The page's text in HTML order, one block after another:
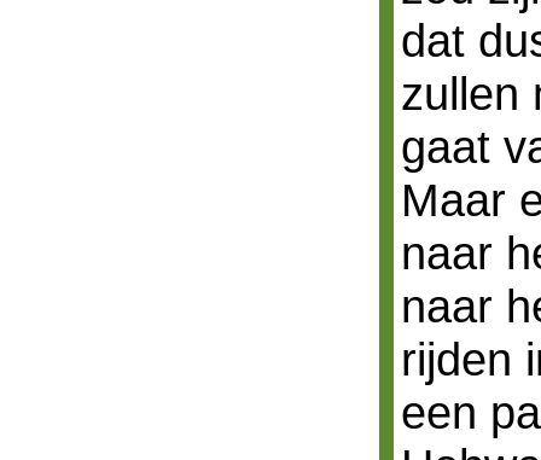
dat
zullen
gaat
Maar
naar
naar
rijden
een